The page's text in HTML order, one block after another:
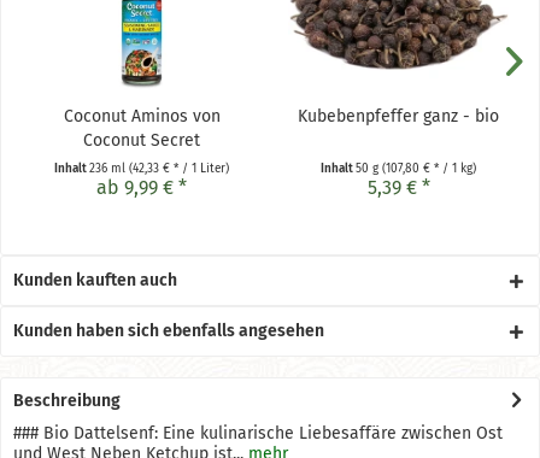
Coconut Aminos von
Coconut Secret
Inhalt236 ml (42,33 € * / 1 Liter)
ab 9,99 € *
Kubebenpfeffer ganz - bio
Inhalt50 g (107,80 € * / 1 kg)
5,39 € *
Kunden kauften auch
Kunden haben sich ebenfalls angesehen
Beschreibung
### Bio Dattelsenf: Eine kulinarische Liebesaffäre zwischen Ost
und West Neben Ketchup ist... mehr